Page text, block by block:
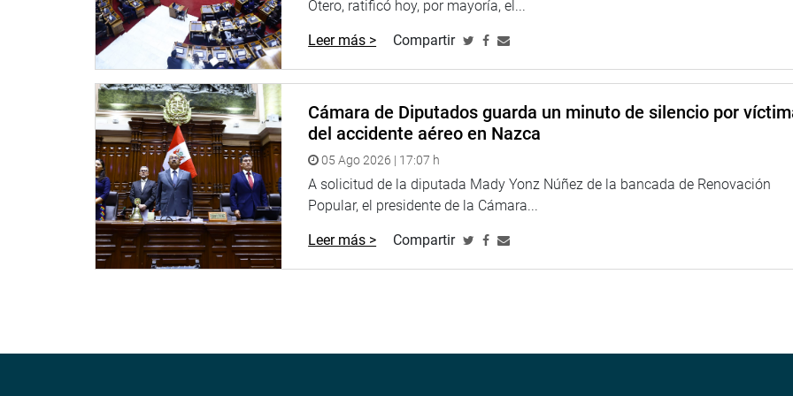
nacional, reconociendo la labor histórica de los docentes peruanos.
OFICINA DE COMUNICACIONES E IMAGEN INSTITUCIONAL
Otero, ratificó hoy, por mayoría, el...
Leer más > Compartir
Cámara de Diputados guarda un minuto de silencio por
del accidente aéreo en Nazca
05 Ago 2026 | 17:07 h
A solicitud de la diputada Mady Yonz Núñez de la bancada de Renovación
Popular, el presidente de la Cámara...
Leer más > Compartir